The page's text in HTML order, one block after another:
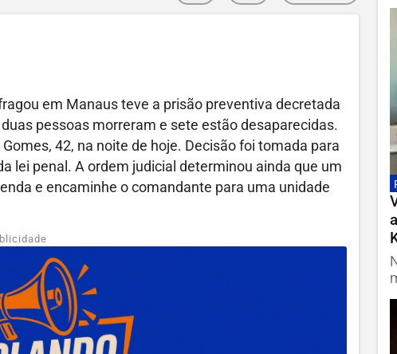
em Manaus teve a prisão preventiva decretada
pessoas morreram e sete estão desaparecidas.
42, na noite de hoje. Decisão foi tomada para
lei penal. A ordem judicial determinou ainda que um
e encaminhe o comandante para uma unidade